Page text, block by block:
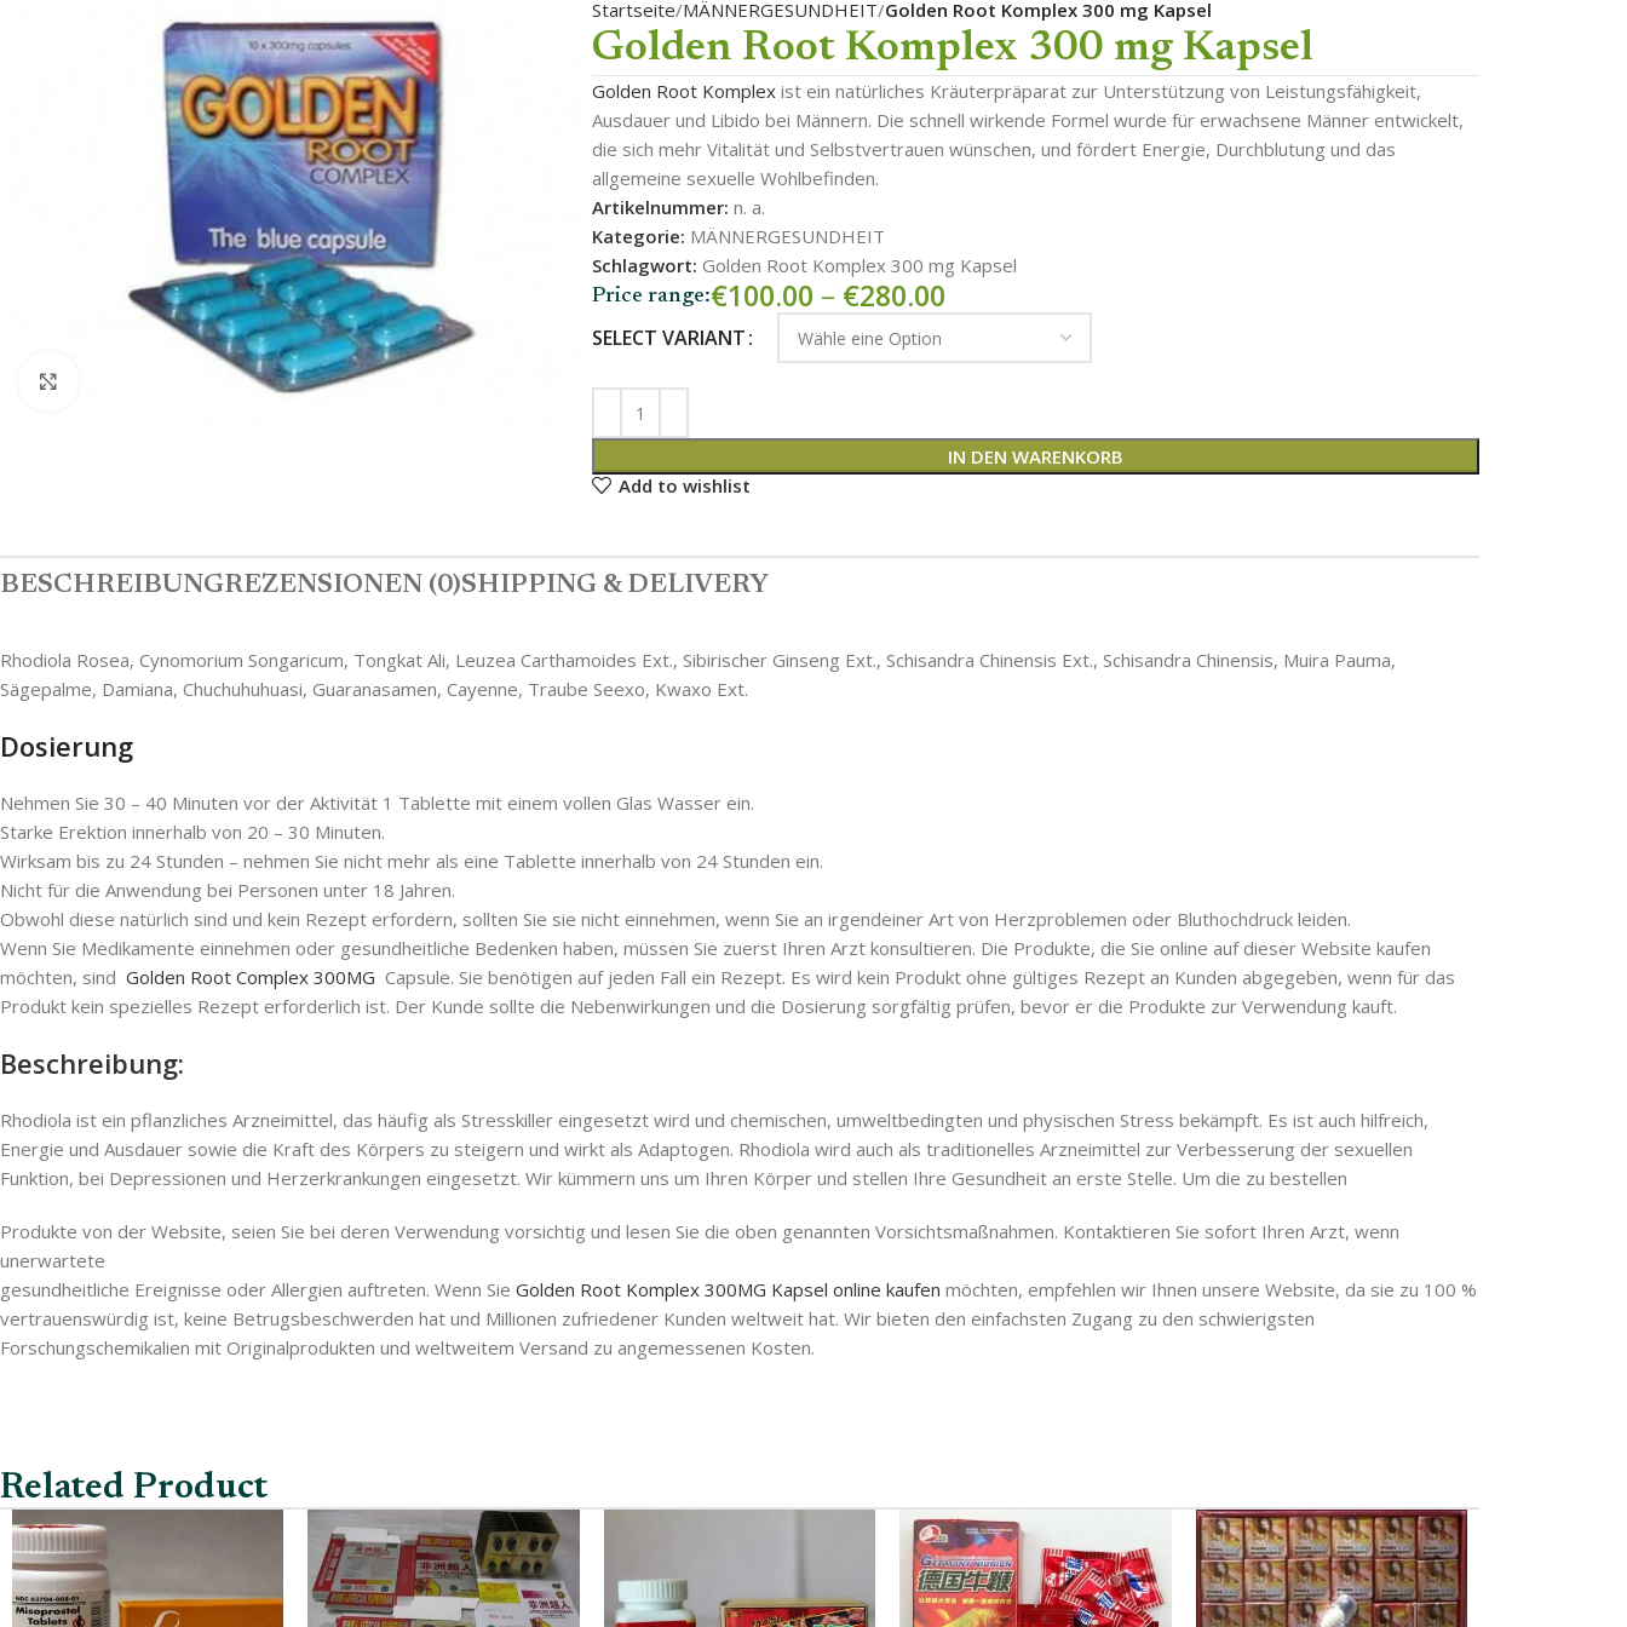
Startseite MÄNNERGESUNDHEIT Golden Root Komplex 300 mg Kapsel
Golden Root Komplex 300 mg Kapsel
Golden Root Komplexist ein natürliches Kräuterpräparat zur Unterstützung von Leistungsfähigkeit,
Ausdauer und Libido bei Männern. Die schnell wirkende Formel wurde für erwachsene Männer entwickelt,
die sich mehr Vitalität und Selbstvertrauen wünschen, und fördert Energie, Durchblutung und das
allgemeine sexuelle Wohlbefinden.
Artikelnummer: n. a.
Kategorie: MÄNNERGESUNDHEIT
Schlagwort: Golden Root Komplex 300 mg Kapsel
Price range:€100.00 – €280.00
SELECT VARIANT
IN DEN WARENKORB
Add to wishlist
BESCHREIBUNGREZENSIONEN (0)SHIPPING & DELIVERY
Rhodiola Rosea, Cynomorium Songaricum, Tongkat Ali, Leuzea Carthamoides Ext., Sibirischer Ginseng Ext., Schisandra Chinensis Ext., Schisandra Chinensis, Muira Pauma,
Sägepalme, Damiana, Chuchuhuhuasi, Guaranasamen, Cayenne, Traube Seexo, Kwaxo Ext.
Dosierung
Nehmen Sie 30 – 40 Minuten vor der Aktivität 1 Tablette mit einem vollen Glas Wasser ein.
Starke Erektion innerhalb von 20 – 30 Minuten.
Wirksam bis zu 24 Stunden – nehmen Sie nicht mehr als eine Tablette innerhalb von 24 Stunden ein.
Nicht für die Anwendung bei Personen unter 18 Jahren.
Obwohl diese natürlich sind und kein Rezept erfordern, sollten Sie sie nicht einnehmen, wenn Sie an irgendeiner Art von Herzproblemen oder Bluthochdruck leiden.
Wenn Sie Medikamente einnehmen oder gesundheitliche Bedenken haben, müssen Sie zuerst Ihren Arzt konsultieren. Die Produkte, die Sie online auf dieser Website kaufen
möchten, sind Golden Root Complex 300MG Capsule. Sie benötigen auf jeden Fall ein Rezept. Es wird kein Produkt ohne gültiges Rezept an Kunden abgegeben, wenn für das
Produkt kein spezielles Rezept erforderlich ist. Der Kunde sollte die Nebenwirkungen und die Dosierung sorgfältig prüfen, bevor er die Produkte zur Verwendung kauft.
Beschreibung:
Rhodiola ist ein pflanzliches Arzneimittel, das häufig als Stresskiller eingesetzt wird und chemischen, umweltbedingten und physischen Stress bekämpft. Es ist auch hilfreich,
Energie und Ausdauer sowie die Kraft des Körpers zu steigern und wirkt als Adaptogen. Rhodiola wird auch als traditionelles Arzneimittel zur Verbesserung der sexuellen
Funktion, bei Depressionen und Herzerkrankungen eingesetzt. Wir kümmern uns um Ihren Körper und stellen Ihre Gesundheit an erste Stelle. Um die zu bestellen
Produkte von der Website, seien Sie bei deren Verwendung vorsichtig und lesen Sie die oben genannten Vorsichtsmaßnahmen. Kontaktieren Sie sofort Ihren Arzt, wenn
unerwartete
gesundheitliche Ereignisse oder Allergien auftreten. Wenn Sie Golden Root Komplex 300MG Kapsel online kaufen möchten, empfehlen wir Ihnen unsere Website, da sie zu 100 %
vertrauenswürdig ist, keine Betrugsbeschwerden hat und Millionen zufriedener Kunden weltweit hat. Wir bieten den einfachsten Zugang zu den schwierigsten
Forschungschemikalien mit Originalprodukten und weltweitem Versand zu angemessenen Kosten.
Related Product